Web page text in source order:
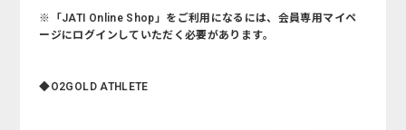
※「JATI Online Shop」をご利用になるには、会員専用マイペ
ージにログインしていただく必要があります。
◆O2GOLD ATHLETE